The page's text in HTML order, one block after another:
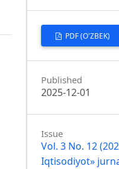
PDF (O'ZBEK)
Published
2025-12-01
Issue
Vol. 3 No. 12
Iqtisodiyot»